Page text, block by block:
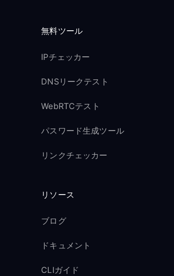
無料ツール
IPチェッカー
DNSリークテスト
WebRTCテスト
パスワード生成ツール
リンクチェッカー
リソース
ブログ
ドキュメント
CLIガイド